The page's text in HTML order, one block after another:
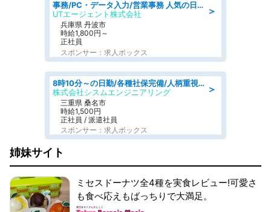
＞
事務/PC・データ入力/営業事務 人気の日勤 月収38万円可 建設会社でCADオペレーター専門事務
UTエージェント株式会社
兵庫県 丹波市
時給1,800円～
正社員
スポンサー：求人ボックス
＞
8時10分～の日勤/各種社保完備/人柄重視のため未経験OK/検査補助&事務補助/～50代前半活躍中
株式会社シスムエンジニアリング
三重県 桑名市
時給1,500円
正社員 / 派遣社員
スポンサー：求人ボックス
姉妹サイト
ミセスドーナツ全4種を実食レビュー!可愛さ
も食べ応えもばっちりで大満足。